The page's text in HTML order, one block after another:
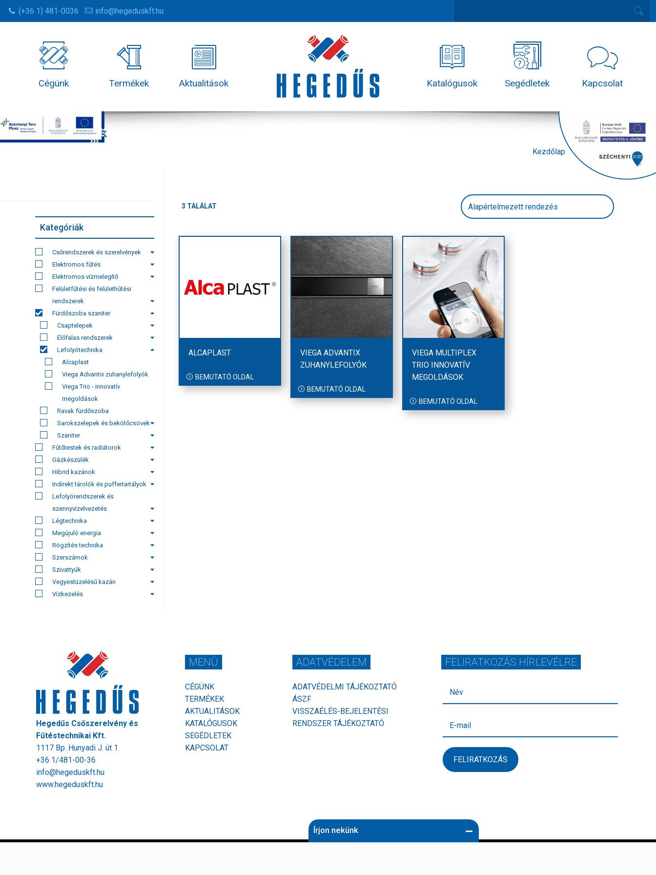
Írjon nekünk
(+36 1) 481-0036 info@hegeduskft.hu
Cégünk Termékek Aktualitások Katalógusok Segédletek Kapcsolat
Termékek
Kezdőlap Termékek
3 TALÁLAT
ALCAPLAST
BEMUTATÓ OLDAL
VIEGA ADVANTIX
ZUHANYLEFOLYÓK
BEMUTATÓ OLDAL
VIEGA MULTIPLEX
TRIO INNOVATÍV
MEGOLDÁSOK
BEMUTATÓ OLDAL
Kategóriák
Csőrendszerek és szerelvények
Elektromos fűtés
Elektromos vízmelegítő
Felületfűtési és felülethűtési
rendszerek
Fürdőszoba szaniter
Csaptelepek
Előfalas rendszerek
Lefolyótechnika
Alcaplast
Viega Advantix zuhanylefolyók
Viega Trio - innovatív
megoldások
Ravak fürdőszoba
Sarokszelepek és bekötőcsövek
Szaniter
Fűtőtestek és radiátorok
Gázkészülék
Hibrid kazánok
Indirekt tárolók és puffertartályok
Lefolyórendszerek és
szennyvízelvezetés
Légtechnika
Megújuló energia
Rögzítés technika
Szerszámok
Szivattyúk
Vegyestüzelésű kazán
Vízkezelés
Hegedűs Csőszerelvény és
Fűtéstechnikai Kft.
1117 Bp. Hunyadi J. út 1.
+36 1/481-00-36
info@hegeduskft.hu
www.hegeduskft.hu
MENÜ
CÉGÜNK
TERMÉKEK
AKTUALITÁSOK
KATALÓGUSOK
SEGÉDLETEK
KAPCSOLAT
ADATVÉDELEM
ADATVÉDELMI TÁJÉKOZTATÓ
ÁSZF
VISSZAÉLÉS-BEJELENTÉSI
RENDSZER TÁJÉKOZTATÓ
FELIRATKOZÁS HÍRLEVÉLRE
FELIRATKOZÁS